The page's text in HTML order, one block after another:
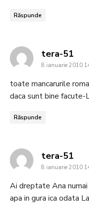
Răspunde
tera-51
8 ianuarie 2010
toate mancarurile
daca sunt bine
Răspunde
tera-51
8 ianuarie 2010
Ai dreptate Ana
apa in gura ica odata